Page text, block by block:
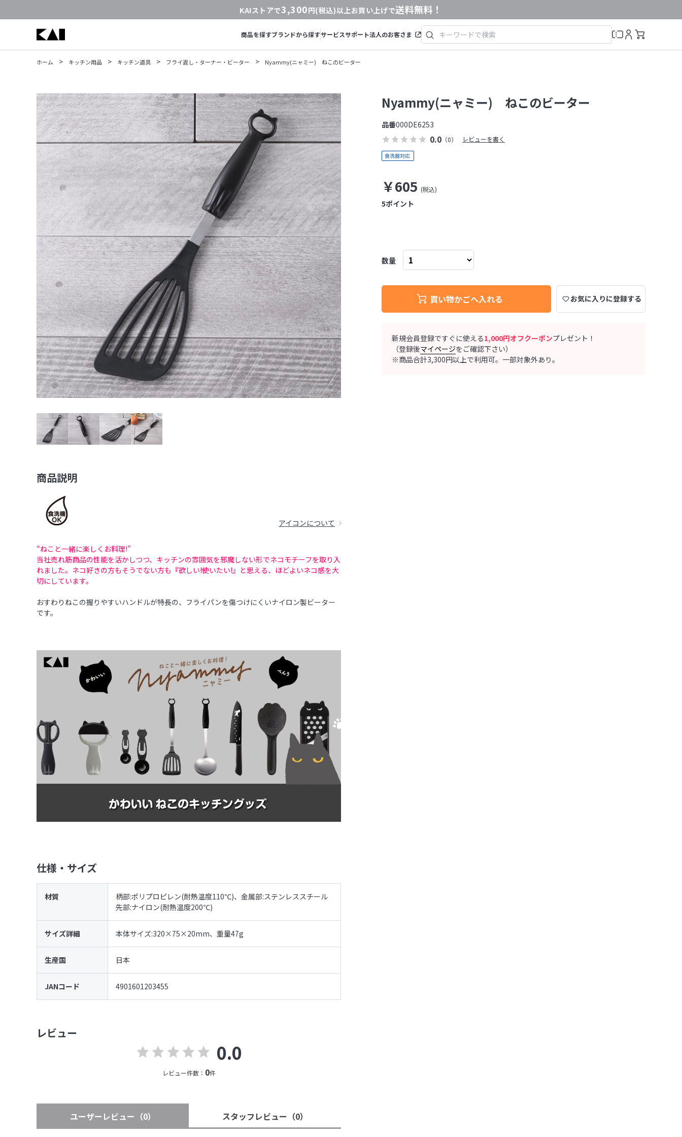
KAIストアで3,300円(税込)以上お買い上げで送料無料！
商品を探すブランドから探すサービスサポート法人のお客さま
ホーム > キッチン用品 > キッチン道具 > フライ返し・ターナー・ビーター > Nyammy(ニャミー) ねこのビーター
商品説明
アイコンについて
“ねこと一緒に楽しくお料理!”
当社売れ筋商品の性能を活かしつつ、キッチンの雰囲気を邪魔しない形でネコモチーフを取り入
れました。ネコ好きの方もそうでない方も『欲しい!使いたい!』と思える、ほどよいネコ感を大
切にしています。
おすわりねこの握りやすいハンドルが特長の、フライパンを傷つけにくいナイロン製ビーター
です。
仕様・サイズ
材質
柄部:ポリプロピレン(耐熱温度110℃)、金属部:ステンレススチール
先部:ナイロン(耐熱温度200℃)
サイズ詳細 本体サイズ:320×75×20mm、重量47g
生産国 日本
JANコード 4901601203455
レビュー
0.0
レビュー件数： 0件
ユーザーレビュー （0） スタッフレビュー （0）
0.0 （0） レビューを書く
Nyammy(ニャミー) ねこのビーター
￥605
品番000DE6253
ポイント
5
数量
買い物かごへ入れる お気に入りに登録する
新規会員登録ですぐに使える1,000円オフクーポンプレゼント！
（登録後マイページをご確認下さい）
※商品合計3,300円以上で利用可。一部対象外あり。